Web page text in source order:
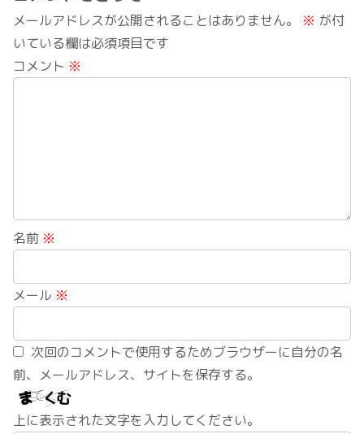
メールアドレスが公開されることはありません。 ※ が付
いている欄は必須項目です
コメント ※
名前 ※
メール ※
次回のコメントで使用するためブラウザーに自分の名
前、メールアドレス、サイトを保存する。
上に表示された文字を入力してください。